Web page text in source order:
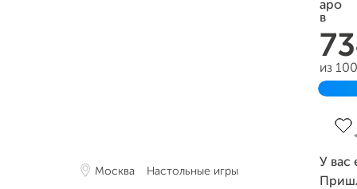
Москва Настольные игры
из
У вас